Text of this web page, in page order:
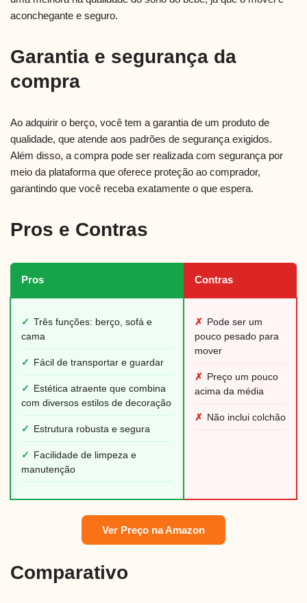
aconchegante e seguro.
Garantia e segurança da
compra
Ao adquirir o berço, você tem a garantia de um produto de
qualidade, que atende aos padrões de segurança exigidos.
Além disso, a compra pode ser realizada com segurança por
meio da plataforma que oferece proteção ao comprador,
garantindo que você receba exatamente o que espera.
Pros e Contras
Pros Contras
✓ Três funções: berço, sofá e
cama
✓ Fácil de transportar e guardar
✓
Estética atraente que combina
com diversos estilos de decoração
✓ Estrutura robusta e segura
✓
Facilidade de limpeza e
manutenção
✗ Pode ser um
pouco pesado para
mover
✗ Preço um pouco
acima da média
✗ Não inclui colchão
Ver Preço na Amazon
Comparativo